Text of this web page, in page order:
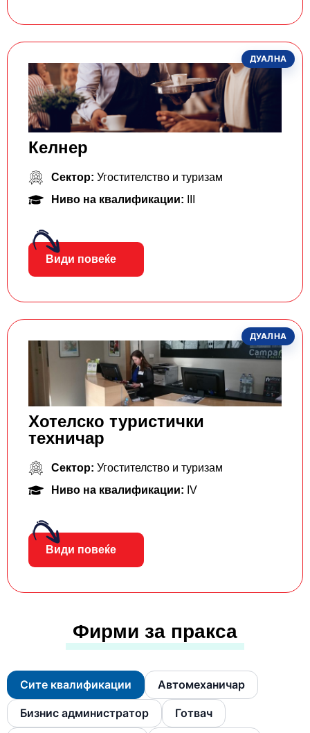
ДУАЛНА
Келнер
Сектор: Угостителство и туризам
Ниво на квалификации:
Види повеќе
ДУАЛНА
Хотелско туристички
техничар
Сектор: Угостителство и туризам
Ниво на квалификации: IV
Види повеќе
Фирми за пракса
Сите квалификации Автомеханичар
Бизнис администратор Готвач